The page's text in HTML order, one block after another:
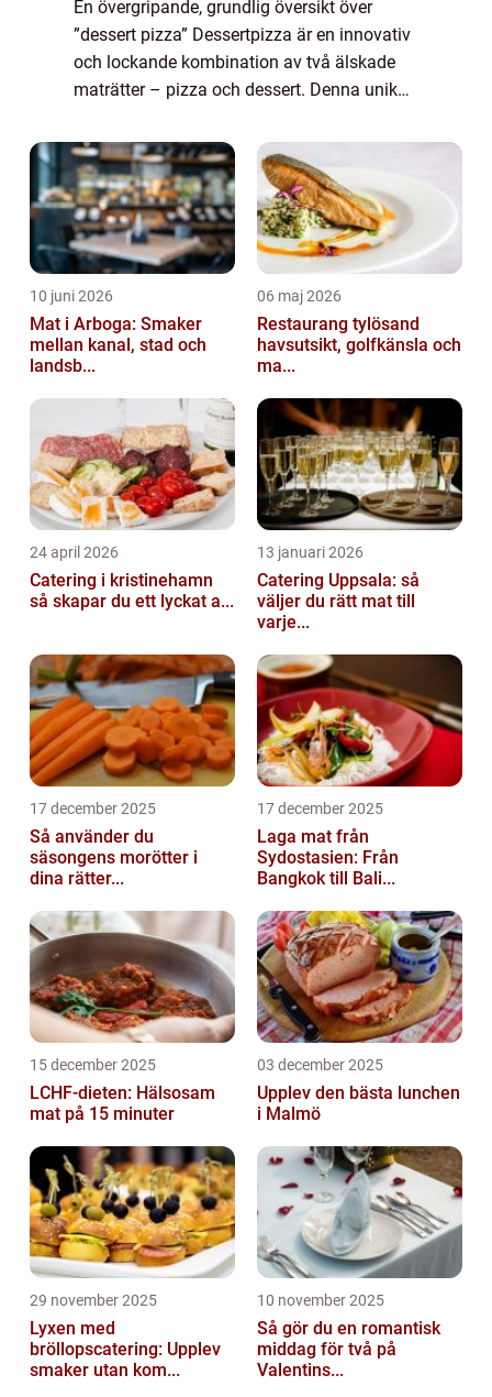
En övergripande, grundlig översikt över
”dessert pizza” Dessertpizza är en innovativ
och lockande kombination av två älskade
maträtter – pizza och dessert. Denna unika
traditionella pizzan ...
10 juni 2026
Mat i Arboga: Smaker
mellan kanal, stad och
landsb...
06 maj 2026
Restaurang tylösand
havsutsikt, golfkänsla och
ma...
24 april 2026
Catering i kristinehamn
så skapar du ett lyckat a...
13 januari 2026
Catering Uppsala: så
väljer du rätt mat till
varje...
17 december 2025
Så använder du
säsongens morötter i
dina rätter...
17 december 2025
Laga mat från
Sydostasien: Från
Bangkok till Bali...
15 december 2025
LCHF-dieten: Hälsosam
mat på 15 minuter
03 december 2025
Upplev den bästa lunchen
i Malmö
29 november 2025
Lyxen med
bröllopscatering: Upplev
smaker utan kom...
10 november 2025
Så gör du en romantisk
middag för två på
Valentins...